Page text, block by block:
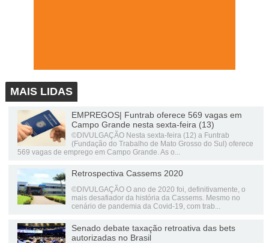
MAIS LIDAS
EMPREGOS| Funtrab oferece 569 vagas em
Campo Grande nesta sexta-feira (13)
©DIVULGAÇÃO Nesta sexta-feira (12) a Funtrab
(Fundação do Trabalho de Mato Grosso do Sul) oferece
569 vagas de emprego em Campo Grande. As o...
Retrospectiva Cassems 2020
©DIVULGAÇÃO O ano de 2020 foi, definitivamente, o
mais desafiador da história da Cassems. Mesmo no
cenário de pandemia da Covid-19, com trab...
Senado debate taxação retroativa das bets
autorizadas no Brasil